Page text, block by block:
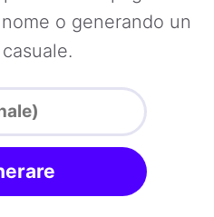
o generando un